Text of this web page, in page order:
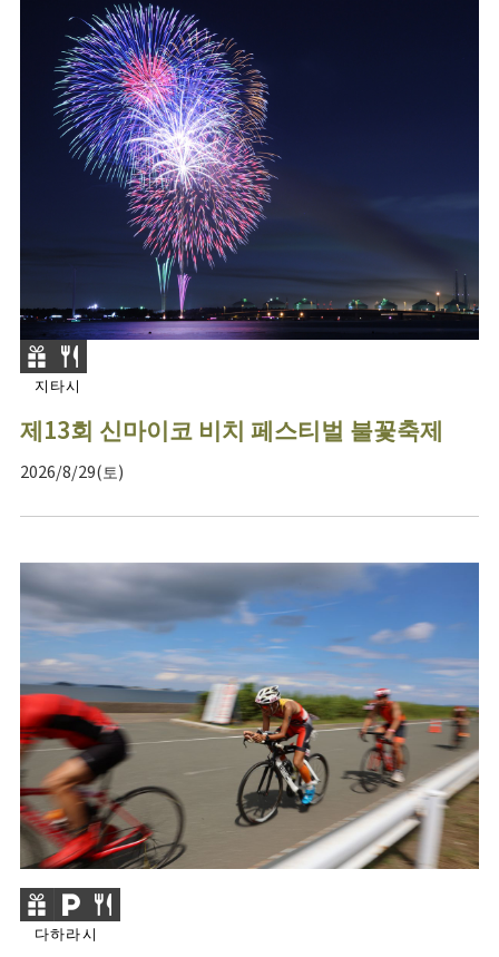
지타시
제13회 신마이코 비치 페스티벌 불꽃축제
2026/8/29(토)
다하라시